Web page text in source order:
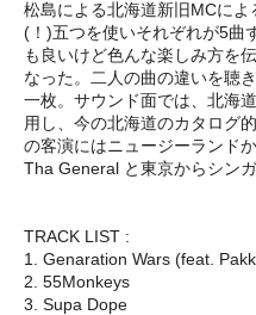
松島による北海道新旧MCに
(！)五つを使いそれぞれが5曲
も良いけど色んな楽しみ方を
なった。二人の曲の違いを聴
一枚。サウンド面では、北海
用し、今の北海道のカタログ
の客演にはニュージーランド
Tha General と東京からシン
TRACK LIST :
1. Genaration Wars (feat.
2. 55Monkeys
3. Supa Dope